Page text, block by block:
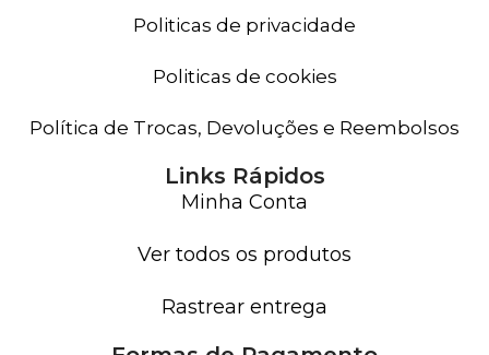
Politicas de privacidade
Politicas de cookies
Política de Trocas, Devoluções e Reembolsos
Links Rápidos
Minha Conta
Ver todos os produtos
Rastrear entrega